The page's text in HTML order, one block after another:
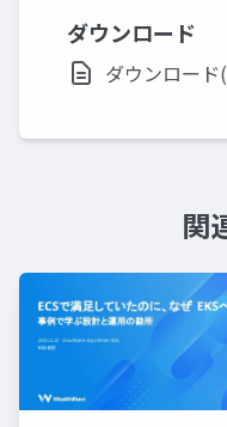
ダウンロード
ダウンロー
関